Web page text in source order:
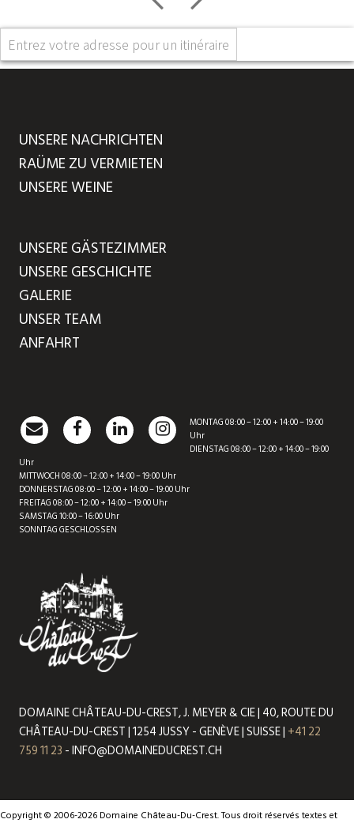
UNSERE NACHRICHTEN
RAÜME ZU VERMIETEN
UNSERE WEINE
UNSERE GÄSTEZIMMER
UNSERE GESCHICHTE
GALERIE
UNSER TEAM
ANFAHRT
MONTAG 08:00 – 12:00 + 14:00 – 19:00
Uhr
DIENSTAG 08:00 – 12:00 + 14:00 – 19:00
Uhr
MITTWOCH 08:00 – 12:00 + 14:00 – 19:00 Uhr
DONNERSTAG 08:00 – 12:00 + 14:00 – 19:00 Uhr
FREITAG 08:00 – 12:00 + 14:00 – 19:00 Uhr
SAMSTAG 10:00 – 16:00 Uhr
SONNTAG GESCHLOSSEN
DOMAINE CHÂTEAU-DU-CREST, J. MEYER & CIE | 40, ROUTE DU
CHÂTEAU-DU-CREST | 1254 JUSSY - GENÈVE | SUISSE | +41 22
759 11 23 - INFO@DOMAINEDUCREST.CH
Copyright © 2006-2026 Domaine Château-Du-Crest. Tous droit réservés textes et